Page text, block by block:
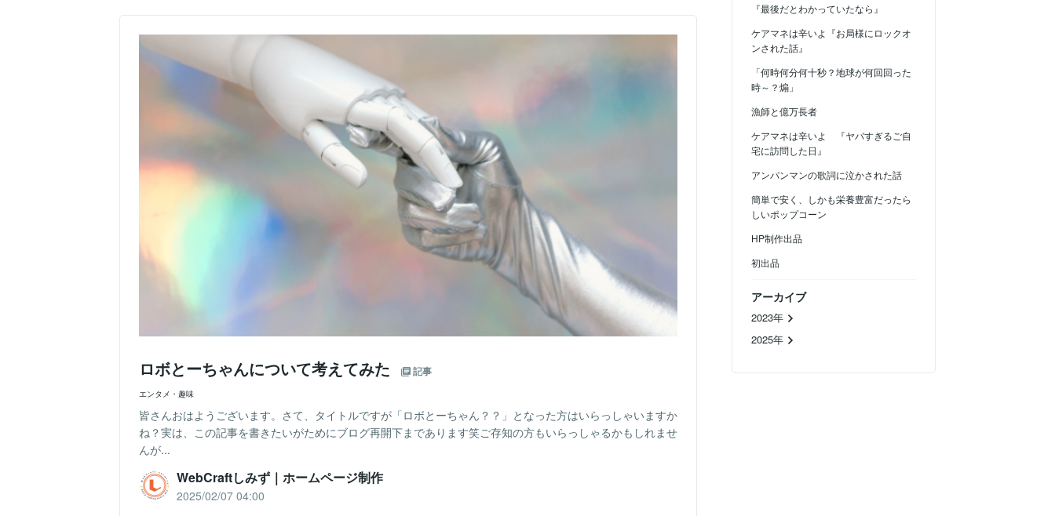
『最後だとわかっていたなら』
ケアマネは辛いよ『お局様にロックオ
ンされた話』
「何時何分何十秒？地球が何回回った
時～？煽」
漁師と億万長者
ケアマネは辛いよ 『ヤバすぎるご自
宅に訪問した日』
アンパンマンの歌詞に泣かされた話
簡単で安く、しかも栄養豊富だったら
しいポップコーン
HP制作出品
初出品
アーカイブ
2023年
2025年
ロボとーちゃんについて考えてみた 記事
エンタメ・趣味
皆さんおはようございます。さて、タイトルですが「ロボとーちゃん？？」となった方はいらっしゃいますか
ね？実は、この記事を書きたいがためにブログ再開下まであります笑ご存知の方もいらっしゃるかもしれませ
んが...
WebCraftしみず｜ホームページ制作
2025/02/07 04:00